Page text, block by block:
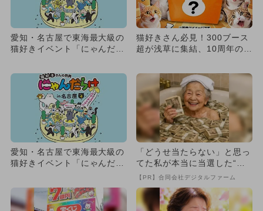
愛知・名古屋で東海最大級の
猫好きイベント「にゃんだら
猫好きさん必見！300ブース
超が浅草に集結、10周年の
愛知・名古屋で東海最大級の
猫好きイベント「にゃんだら
「どうせ当たらない」と思っ
てた私が本当に当選した“買
い方”がこれ
【PR】合同会社デジタルファーム